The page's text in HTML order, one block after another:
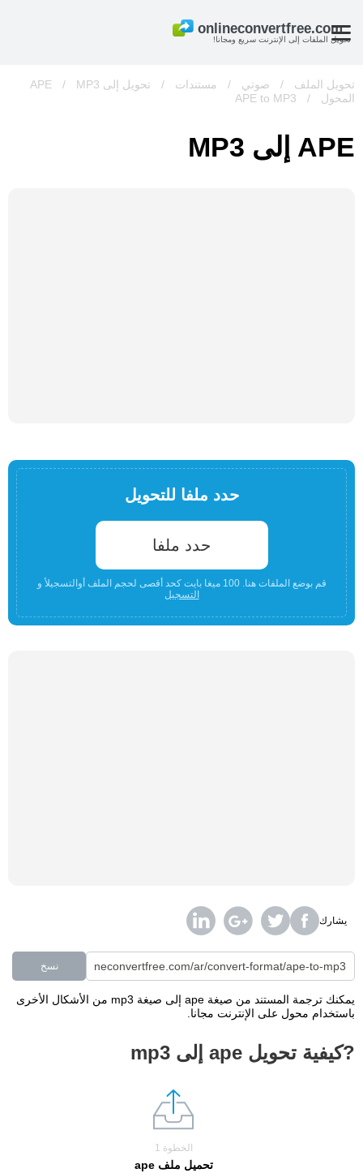
تحويل الملفات إلى الإنترنت سريع ومجانا!
تحويل الملف / صوتي / مستندات / تحويل إلى APE /
MP3
المحول
/
APE to MP3
APE إلى MP3
حدد ملفا للتحويل
حدد ملفا
قم بوضع الملفات هنا. 100 ميغا بايت كحد أقصى لحجم الملف أوالتسجيلأ و
التسجيل
يشارك
نسخ
يمكنك ترجمة المستند من صيغة ape إلى صيغة mp3 من الأشكال الأخرى
باستخدام محول على الإنترنت مجانا.
?كيفية تحويل ape إلى mp3
الخطوة 1
تحميل ملف ape